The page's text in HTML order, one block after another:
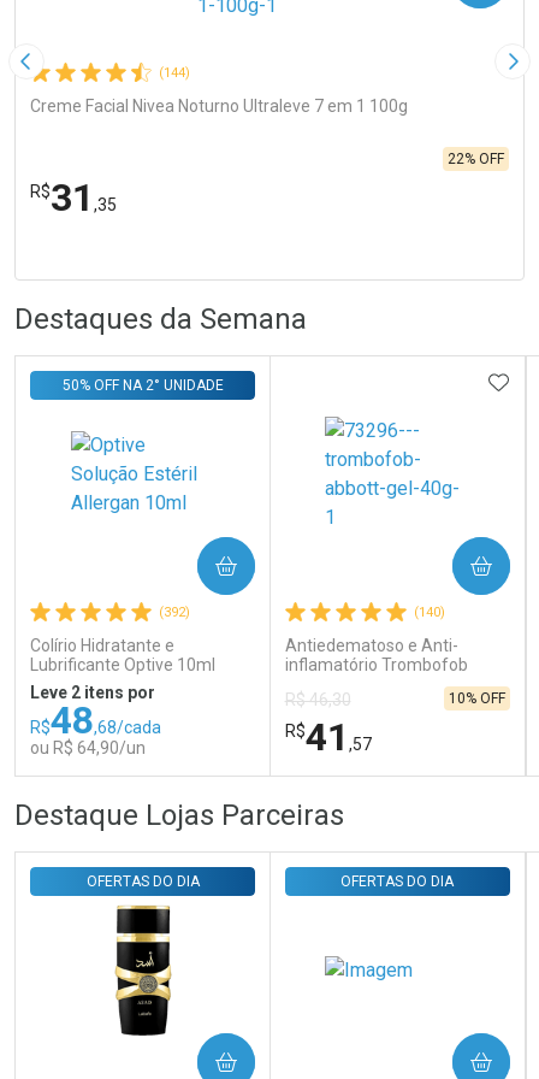
Imagem Anterior (144)
Creme Facial Nivea Noturno Ultraleve 7 em 1 100g
R$31 ,35
22% OFF
Laboratório
Ativar Desconto
Comprar sem Desconto
Comprar sem Desconto
Destaques da Semana
(392)
Colírio Hidratante e
Lubrificante Optive 10ml
50% OFF NA 2° UNIDADE
Leve 2 itens por
R$48,68/cada
ou R$ 64,90/un
COMPRAR
FECHAR
Laboratório
FECHAR
Por Menos
(140)
Antiedematoso e Anti-
inflamatório Trombofob
R$ 46,30
R$41 ,57
10% OFF
COMPRAR
Destaque Lojas Parceiras
OFERTAS DO DIA
COMPRAR
OFERTAS DO DIA
COMPRAR